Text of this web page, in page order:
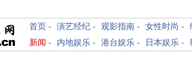
首页 - 演艺经纪 - 观影指南 - 女性时尚 -
新闻 - 内地娱乐 - 港台娱乐 - 日本娱乐 -